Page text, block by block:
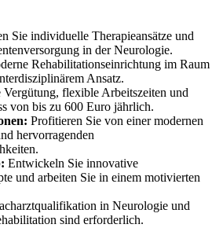
Sie individuelle Therapieansätze und
in der Neurologie.
Rehabilitationseinrichtung im Raum
Ansatz.
flexible Arbeitszeiten und
von bis zu 600 Euro jährlich.
Profitieren Sie von einer modernen
hervorragenden
Entwickeln Sie innovative
und arbeiten Sie in einem motivierten
in Neurologie und
sind erforderlich.